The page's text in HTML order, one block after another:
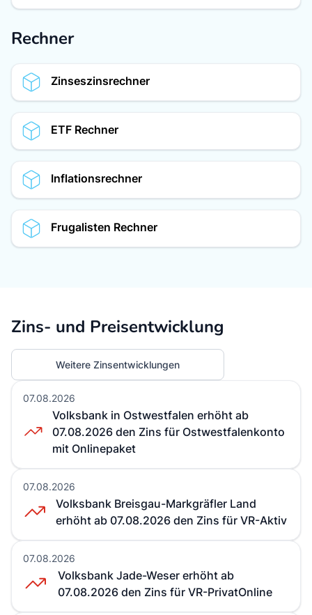
Rechner
Zinseszinsrechner
ETF Rechner
Inflationsrechner
Frugalisten Rechner
Zins- und Preisentwicklung
Weitere Zinsentwicklungen
07.08.2026
Volksbank in Ostwestfalen erhöht ab
07.08.2026 den Zins für Ostwestfalenkonto
mit Onlinepaket
07.08.2026
Volksbank Breisgau-Markgräfler Land
erhöht ab 07.08.2026 den Zins für VR-Aktiv
07.08.2026
Volksbank Jade-Weser erhöht ab
07.08.2026 den Zins für VR-PrivatOnline